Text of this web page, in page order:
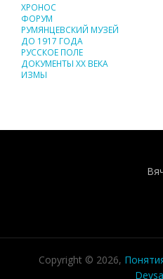
ХРОНОС
ФОРУМ
РУМЯНЦЕВСКИЙ МУЗЕЙ
ДО 1917 ГОДА
РУССКОЕ ПОЛЕ
ДОКУМЕНТЫ XX ВЕКА
ИЗМЫ
Copyright © 2026,